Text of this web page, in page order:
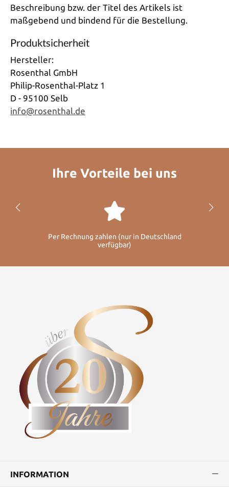
Beschreibung bzw. der Titel des Artikels ist
maßgebend und bindend für die Bestellung.
Produktsicherheit
Hersteller:
Rosenthal GmbH
Philip-Rosenthal-Platz 1
D - 95100 Selb
info@rosenthal.de
Ihre Vorteile bei uns
Per Rechnung zahlen (nur in Deutschland
verfügbar)
INFORMATION